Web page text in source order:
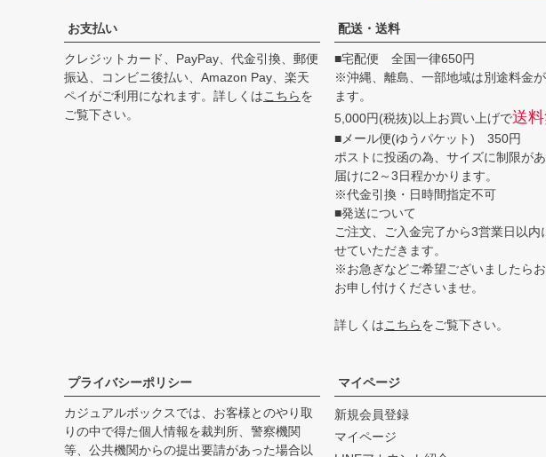
お支払い
クレジットカード、PayPay、代金引換、郵便
振込、コンビニ後払い、Amazon Pay、楽天
ペイがご利用になれます。詳しくはこちらを
ご覧下さい。
配送・送料
■宅配便 全国一律650円
※沖縄、離島、一部地域は別途料金
ます。
5,000円(税抜)以上お買い上げで送
■メール便(ゆうパケット) 350円
ポストに投函の為、サイズに制限が
届けに2～3日程かかります。
※代金引換・日時間指定不可
■発送について
ご注文、ご入金完了から3営業日以内
せていただきます。
※お急ぎなどご希望ございましたら
お申し付けくださいませ。
詳しくはこちらをご覧下さい。
プライバシーポリシー
カジュアルボックスでは、お客様とのやり取
りの中で得た個人情報を裁判所、警察機関
等、公共機関からの提出要請があった場合以
マイページ
新規会員登録
マイページ